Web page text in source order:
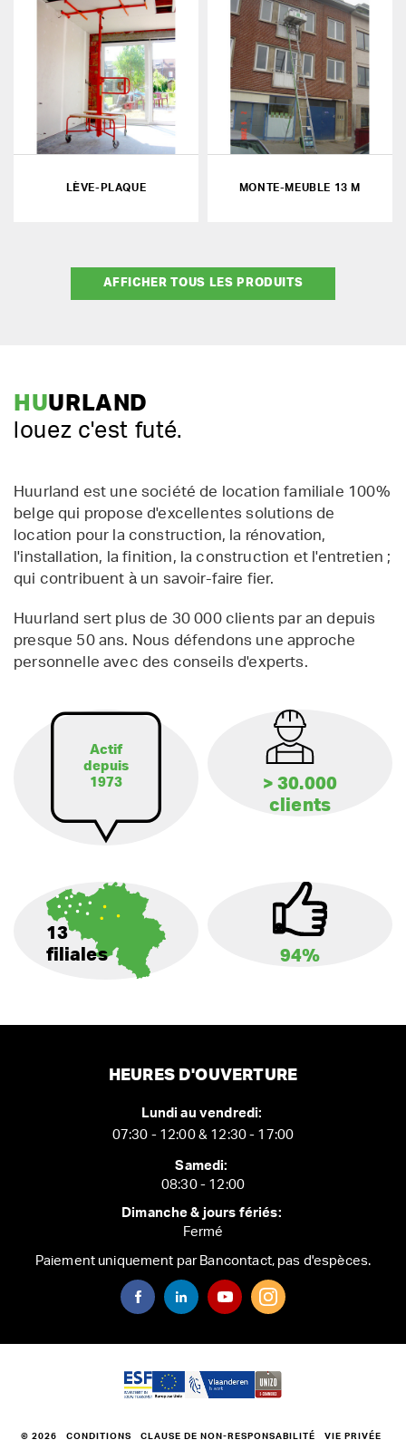
LÈVE-PLAQUE MONTE-MEUBLE 13 M
AFFICHER TOUS LES PRODUITS
HUURLAND
louez c'est futé.
Huurland est une société de location familiale 100%
belge qui propose d'excellentes solutions de
location pour la construction, la rénovation,
l'installation, la finition, la construction et l'entretien ;
qui contribuent à un savoir-faire fier.
Huurland sert plus de 30 000 clients par an depuis
presque 50 ans. Nous défendons une approche
personnelle avec des conseils d'experts.
Actif
depuis
1973
> 30.000
clients
13
filiales
94%
HEURES D'OUVERTURE
Lundi au vendredi:
07:30 - 12:00 & 12:30 - 17:00
Samedi:
08:30 - 12:00
Dimanche & jours fériés:
Fermé
Paiement uniquement par Bancontact, pas d'espèces.
© 2026 CONDITIONS CLAUSE DE NON-RESPONSABILITÉ VIE PRIVÉE